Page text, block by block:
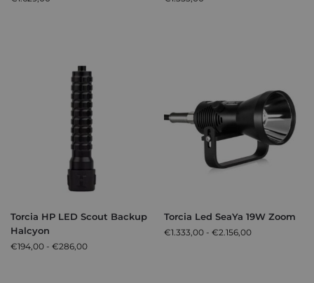
Torcia HP LED Scout Backup
Halcyon
€194,00 - €286,00
Torcia Led SeaYa 19W Zoom
€1.333,00 - €2.156,00